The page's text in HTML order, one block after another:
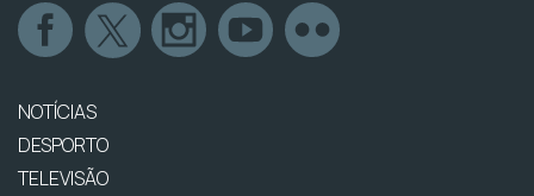
NOTÍCIAS
DESPORTO
TELEVISÃO